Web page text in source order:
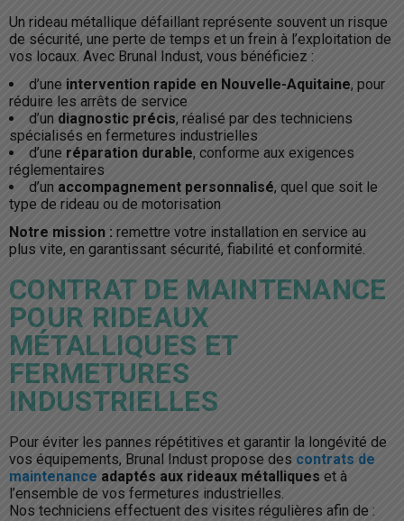
Un rideau métallique défaillant représente souvent un risque
de sécurité, une perte de temps et un frein à l’exploitation de
vos locaux. Avec Brunal Indust, vous bénéficiez :
d’une intervention rapide en Nouvelle-Aquitaine, pour
réduire les arrêts de service
d’un diagnostic précis, réalisé par des techniciens
spécialisés en fermetures industrielles
d’une réparation durable, conforme aux exigences
réglementaires
d’un accompagnement personnalisé, quel que soit le
type de rideau ou de motorisation
Notre mission : remettre votre installation en service au
plus vite, en garantissant sécurité, fiabilité et conformité.
CONTRAT DE MAINTENANCE
POUR RIDEAUX
MÉTALLIQUES ET
FERMETURES
INDUSTRIELLES
Pour éviter les pannes répétitives et garantir la longévité de
vos équipements, Brunal Indust propose des contrats de
maintenance adaptés aux rideaux métalliques et à
l’ensemble de vos fermetures industrielles.
Nos techniciens effectuent des visites régulières afin de :